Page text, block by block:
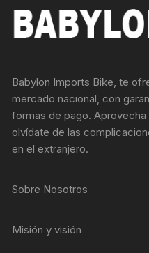
Babylon Imports Bike, te
mercado nacional, con
formas de pago.
olvídate de las
en el extranjero.
Sobre Nosotros
Misión y visión